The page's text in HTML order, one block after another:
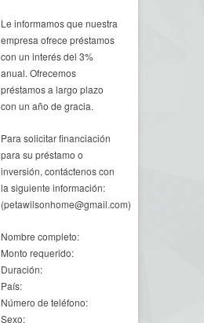
Le informamos que nuestra
empresa ofrece préstamos
con un interés del 3%
anual. Ofrecemos
préstamos a largo plazo
con un año de gracia.
Para solicitar financiación
para su préstamo o
inversión, contáctenos con
la siguiente información:
(petawilsonhome@gmail.com)
Nombre completo:
Monto requerido:
Duración:
País:
Número de teléfono:
Sexo: